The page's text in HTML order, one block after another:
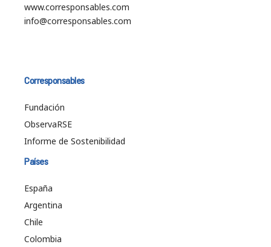
www.corresponsables.com
info@corresponsables.com
Corresponsables
Fundación
ObservaRSE
Informe de Sostenibilidad
Países
España
Argentina
Chile
Colombia